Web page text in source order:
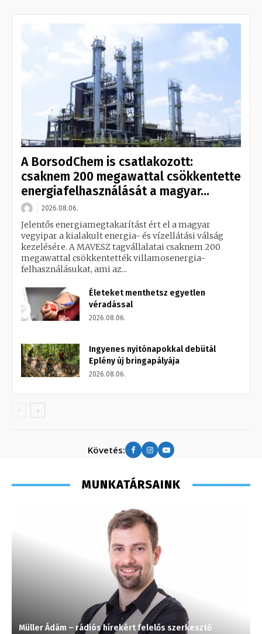
A BorsodChem is csatlakozott:
csaknem 200 megawattal csökkentette
energiafelhasználását a magyar...
2026.08.06.
Jelentős energiamegtakarítást ért el a magyar
vegyipar a kialakult energia- és vízellátási válság
kezelésére. A MAVESZ tagvállalatai csaknem 200
megawattal csökkentették villamosenergia-
felhasználásukat, ami az...
Életeket menthetsz egyetlen
véradással
2026.08.06.
Ingyenes nyitónapokkal debütál
Eplény új bringapályája
2026.08.06.
Követés:
MUNKATÁRSAINK
Müller Ádám – rádiós hírekért felelős szerkesztő